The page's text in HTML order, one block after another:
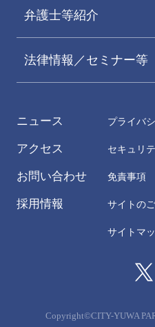
弁護士等紹介
法律情報／セミナー等
ニュース
アクセス
お問い合わせ
採用情報
プライバ
セキュリ
免責事項
サイトの
サイトマ
Copyright©CITY-YUWA